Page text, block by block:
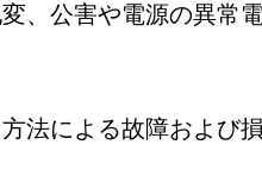
、公害や電源の異常
法による故障および損